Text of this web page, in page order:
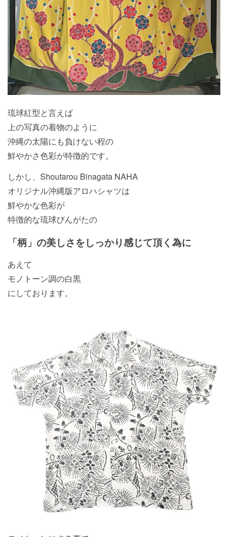
琉球紅型と言えば
上の写真の着物のように
沖縄の太陽にも負けない程の
鮮やかさ色彩が特徴的です。
しかし、Shoutarou Binagata NAHA
オリジナル沖縄版アロハシャツは
鮮やかな色彩が
特徴的な琉球びんがたの
「柄」の美しさをしっかり感じて頂く為に
あえて
モノトーン調の白黒
にしております。